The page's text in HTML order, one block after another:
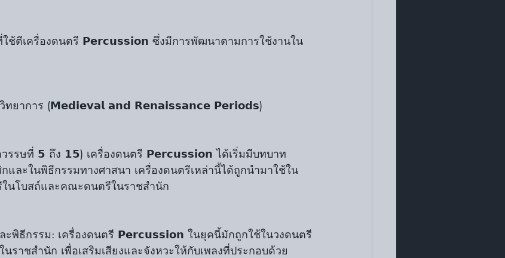
ช้ตีเครื่องดนตรี 𝗣𝗲𝗿𝗰𝘂𝘀𝘀𝗶𝗼𝗻 ซึ่งมีการพัฒนาตามการใช้งานใน
ยาการ (𝗠𝗲𝗱𝗶𝗲𝘃𝗮𝗹 𝗮𝗻𝗱 𝗥𝗲𝗻𝗮𝗶𝘀𝘀𝗮𝗻𝗰𝗲 𝗣𝗲𝗿𝗶𝗼𝗱𝘀)
รรษที่ 𝟱 ถึง 𝟭𝟱) เครื่องดนตรี 𝗣𝗲𝗿𝗰𝘂𝘀𝘀𝗶𝗼𝗻 ได้เริ่มมีบทบาท
และในพิธีกรรมทางศาสนา เครื่องดนตรีเหล่านี้ได้ถูกนำมาใช้ใน
นโบสถ์และคณะดนตรีในราชสำนัก
ะพิธีกรรม: เครื่องดนตรี 𝗣𝗲𝗿𝗰𝘂𝘀𝘀𝗶𝗼𝗻 ในยุคนี้มักถูกใช้ในวงดนตรี
ราชสำนัก เพื่อเสริมเสียงและจังหวะให้กับเพลงที่ประกอบด้วย